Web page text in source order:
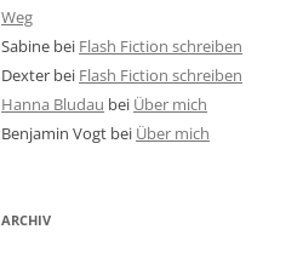
Weg
Sabine bei Flash Fiction schreiben
Dexter bei Flash Fiction schreiben
Hanna Bludau bei Über mich
Benjamin Vogt bei Über mich
ARCHIV